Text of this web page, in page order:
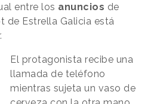
entre los anuncios de
de Estrella Galicia está
El protagonista recibe una
llamada de teléfono
mientras sujeta un vaso de